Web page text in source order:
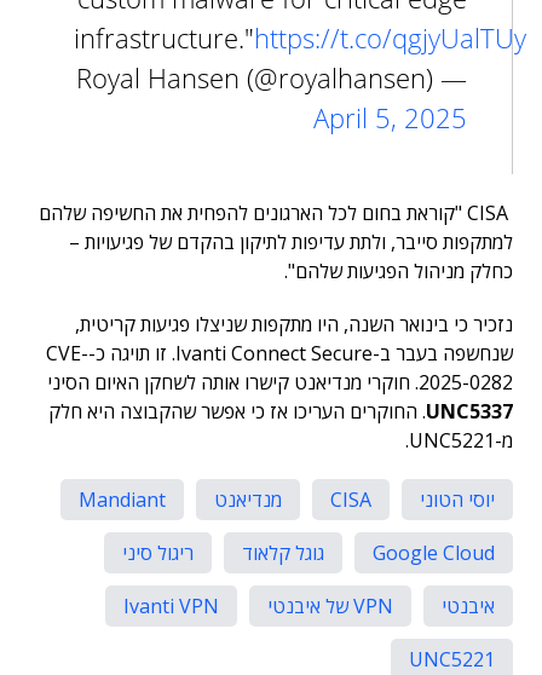
infrastructure."https://t.co/qgjyUalTUy
— Royal Hansen (@royalhansen)
April 5, 2025
CISA "קוראת בחום לכל הארגונים להפחית את החשיפה שלהם
למתקפות סייבר, ולתת עדיפות לתיקון בהקדם של פגיעויות –
כחלק מניהול הפגיעות שלהם".
נזכיר כי בינואר השנה, היו מתקפות שניצלו פגיעות קריטית,
שנחשפה בעבר ב-Ivanti Connect Secure. זו תויגה כ-CVE-
2025-0282. חוקרי מנדיאנט קישרו אותה לשחקן האיום הסיני
UNC5337. החוקרים העריכו אז כי אפשר שהקבוצה היא חלק
מ-UNC5221.
יוסי הטוני CISA מנדיאנט
Mandiant
Google Cloud
גוגל קלאוד
ריגול סיני
איבנטי
VPN של איבנטי
Ivanti VPN
UNC5221